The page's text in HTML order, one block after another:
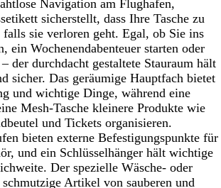
Navigation am Flughafen,
sicherstellt, dass Ihre Tasche zu
sie verloren geht. Egal, ob Sie ins
ein Wochenendabenteuer starten oder
der durchdacht gestaltete Stauraum hält
sicher. Das geräumige Hauptfach bietet
und wichtige Dinge, während eine
Mesh-Tasche kleinere Produkte wie
und Tickets organisieren.
bieten externe Befestigungspunkte für
und ein Schlüsselhänger hält wichtige
Der spezielle Wäsche- oder
Artikel von sauberen und